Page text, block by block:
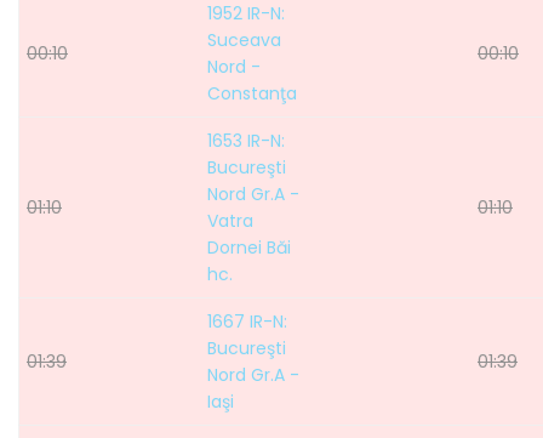
00:10
1952 IR-N:
Suceava
Nord -
Constanţa
00:10
01:10
1653 IR-N:
Bucureşti
Nord Gr.A -
Vatra
Dornei Băi
hc.
01:10
01:39
1667 IR-N:
Bucureşti
Nord Gr.A -
Iaşi
01:39